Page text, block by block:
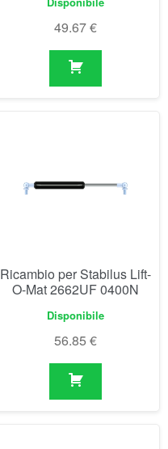
49.67€
Ricambio per Stabilus Lift-
O-Mat 2662UF 0400N
Disponibile
56.85 €